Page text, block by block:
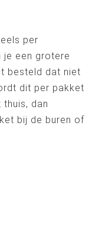
per
je een grotere
besteld dat niet
dit per pakket
dan
bij de buren of